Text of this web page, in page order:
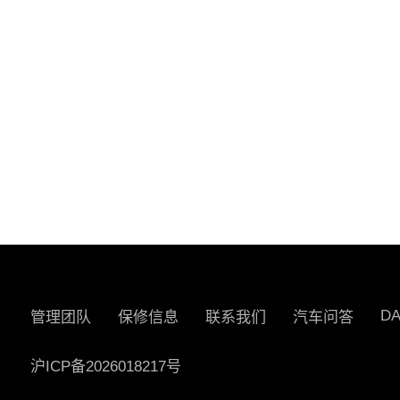
管理团队 保修信息 联系我们 汽车问答
沪ICP备2026018217号